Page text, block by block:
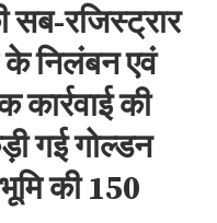
सब-रजिस्ट्रार
के निलंबन एवं
कार्रवाई की
गई गोल्डन
की 150